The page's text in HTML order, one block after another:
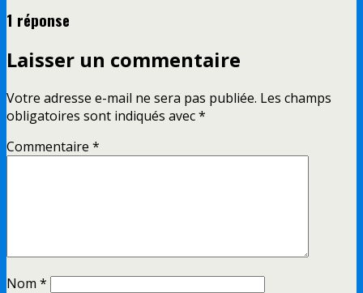
1 réponse
Laisser un commentaire
Votre adresse e-mail ne sera pas publiée. Les champs
obligatoires sont indiqués avec*
Commentaire *
Nom *